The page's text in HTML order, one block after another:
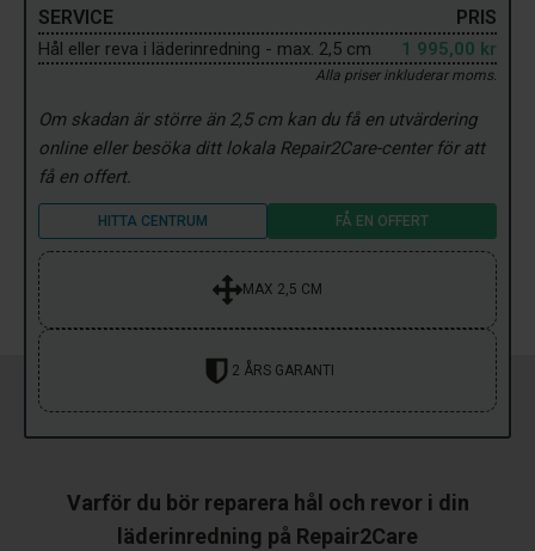
SERVICE
PRIS
Hål eller reva i läderinredning - max. 2,5 cm 1 995,00 kr
Alla priser inkluderar moms.
Om skadan är större än 2,5 cm kan du få en utvärdering
online eller besöka ditt lokala Repair2Care-center för att
få en offert.
HITTA CENTRUM FÅ EN OFFERT
MAX 2,5 CM
2 ÅRS GARANTI
Varför du bör reparera hål och revor i din
läderinredning på Repair2Care